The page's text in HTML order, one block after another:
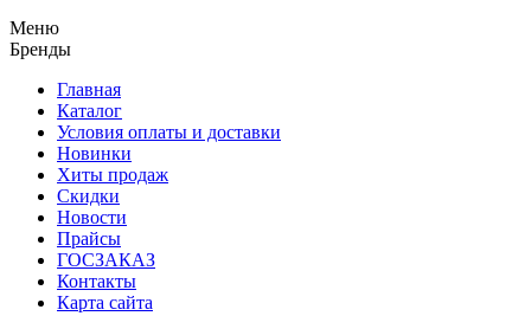
Меню
Бренды
Главная
Каталог
Условия оплаты и доставки
Новинки
Хиты продаж
Скидки
Новости
Прайсы
ГОСЗАКАЗ
Контакты
Карта сайта